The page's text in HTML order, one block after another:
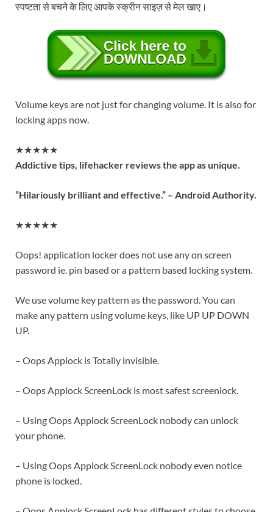
स्पष्टता से बचने के लिए आपके स्क्रीन साइज़ से मेल खाए।
Volume keys are not just for changing volume. It is also for
locking apps now.
★★★★★
Addictive tips, lifehacker reviews the app as unique.
“Hilariously brilliant and effective.” – Android Authority.
★★★★★
Oops! application locker does not use any on screen
password ie. pin based or a pattern based locking system.
We use volume key pattern as the password. You can
make any pattern using volume keys, like UP UP DOWN
UP.
– Oops Applock is Totally invisible.
– Oops Applock ScreenLock is most safest screenlock.
– Using Oops Applock ScreenLock nobody can unlock
your phone.
– Using Oops Applock ScreenLock nobody even notice
phone is locked.